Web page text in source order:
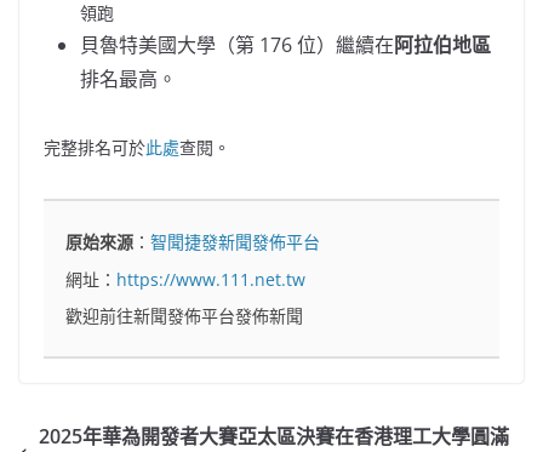
領跑
貝魯特美國大學（第 176 位）繼續在阿拉伯地區
排名最高。
完整排名可於此處查閱。
原始來源 ：智聞捷發新聞發佈平台
網址： https://www.111.net.tw
歡迎前往新聞發佈平台發佈新聞
2025年華為開發者大賽亞太區決賽在香港理工大學圓滿